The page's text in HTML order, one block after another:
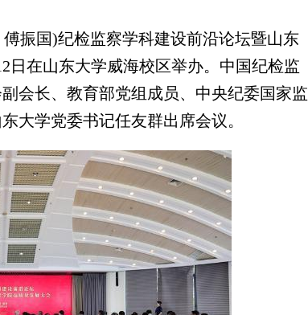
振国)纪检监察学科建设前沿论坛暨山东
日在山东大学威海校区举办。中国纪检监
会长、教育部党组成员、中央纪委国家监
大学党委书记任友群出席会议。